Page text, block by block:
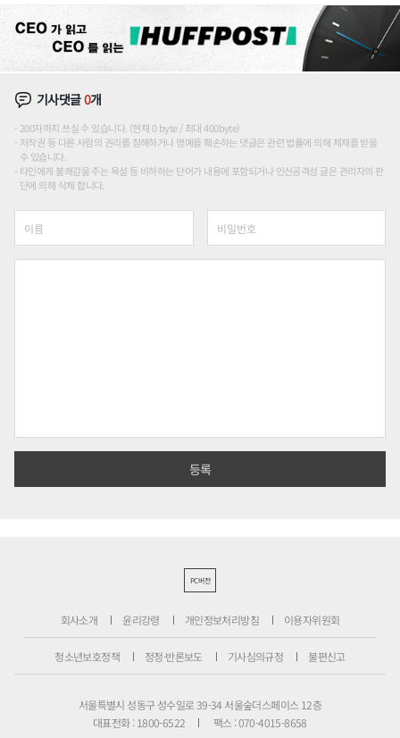
기사댓글0개
200자까지 쓰실 수 있습니다. (현재 0 byte / 최대 400byte)
저작권 등 다른 사람의 권리를 침해하거나 명예를 훼손하는 댓글은 관련 법률에 의해 제재를 받을
수 있습니다.
타인에게 불쾌감을 주는 욕설 등 비하하는 단어가 내용에 포함되거나 인신공격성 글은 관리자의 판
단에 의해 삭제 합니다.
PC버전
회사소개 윤리강령 개인정보처리방침 이용자위원회
청소년보호정책 정정·반론보도 기사심의규정 불편신고
서울특별시 성동구 성수일로 39-34 서울숲더스페이스 12층
대표전화 : 1800-6522
팩스 : 070-4015-8658